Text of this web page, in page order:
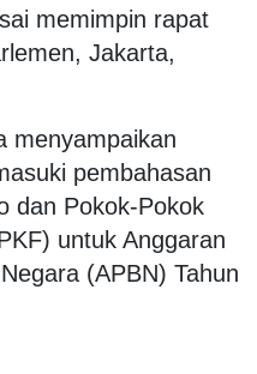
memimpin rapat
Jakarta,
menyampaikan
pembahasan
dan Pokok-Pokok
untuk Anggaran
(APBN) Tahun